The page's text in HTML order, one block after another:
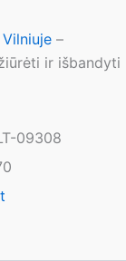
–
ir išbandyti
09308